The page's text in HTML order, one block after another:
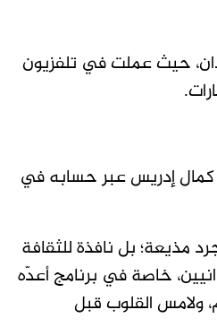
حيث عملت في تلفزيون
إدريس عبر حسابه في
مذيعة؛ بل نافذة للثقافة
خاصة في برنامج أعدّه
ولامس القلوب قبل